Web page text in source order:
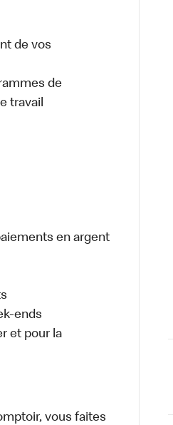
de vos
de
travail
en argent
ends
et pour la
vous faites